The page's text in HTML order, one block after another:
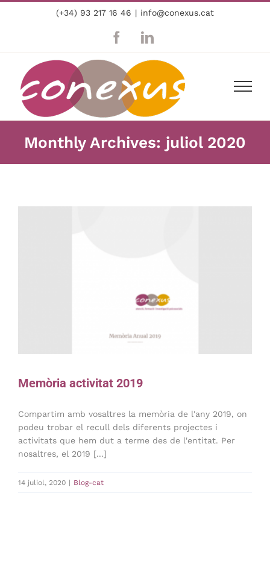
(+34) 93 217 16 46 | info@conexus.cat
FacebookLinkedIn
Monthly Archives: juliol 2020
Memòria activitat 2019
Compartim amb vosaltres la memòria de l'any 2019, on
podeu trobar el recull dels diferents projectes i
activitats que hem dut a terme des de l'entitat. Per
nosaltres, el 2019 [...]
14 juliol, 2020 | Blog-cat